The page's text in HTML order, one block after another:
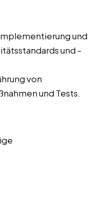
und
und -
von
und Tests.